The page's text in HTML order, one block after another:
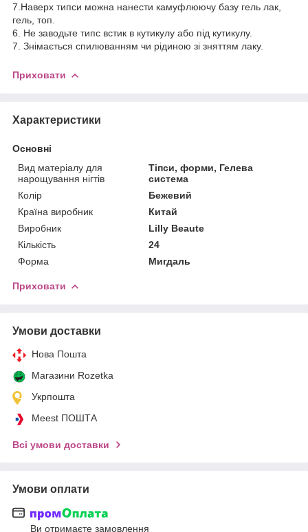
7.Наверх типси можна нанести камуфлюючу базу гель лак,
гель, топ.
6. Не заводьте типс встик в кутикулу або під кутикулу.
7. Знімається спилюванням чи рідиною зі зняттям лаку.
Приховати
Характеристики
Основні
Вид матеріалу для
нарощування нігтів
Тіпси, форми, Гелева
система
Колір
Бежевий
Країна виробник
Китай
Виробник
Lilly Beaute
Кількість
24
Форма
Мигдаль
Приховати
Умови доставки
Нова Пошта
Магазини Rozetka
Укрпошта
Meest ПОШТА
Всі умови доставки
Умови оплати
Ви отримаєте замовлення